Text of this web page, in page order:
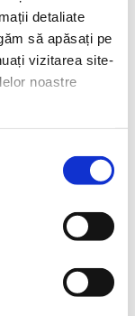
detaliate
să apăsați pe
vizitarea site-
noastre